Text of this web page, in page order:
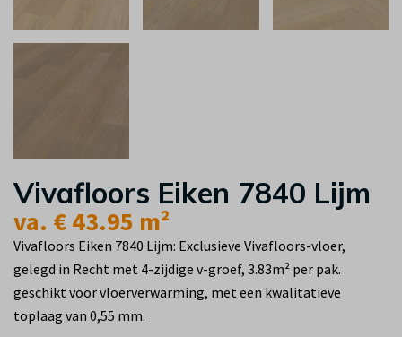
Vivafloors Eiken 7840 Lijm
va. € 43.95 m²
Vivafloors Eiken 7840 Lijm: Exclusieve Vivafloors-vloer,
gelegd in Recht met 4-zijdige v-groef, 3.83m² per pak.
geschikt voor vloerverwarming, met een kwalitatieve
toplaag van 0,55 mm.